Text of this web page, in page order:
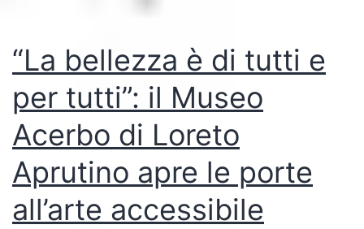
“La bellezza è di tutti e
per tutti”: il Museo
Acerbo di Loreto
Aprutino apre le porte
all’arte accessibile